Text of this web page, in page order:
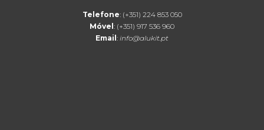
Telefone: (+351) 224 853 050
Móvel : (+351) 917 536 960
Email : info@alukit.pt